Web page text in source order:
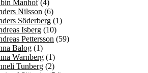
Manhof(4)
Nilsson (6)
Söderberg (1)
Isberg (10)
Pettersson (59)
Balog (1)
Warnberg (1)
Tunberg (2)